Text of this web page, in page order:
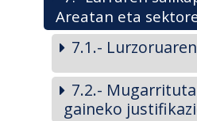
Areatan eta
7.1.-
7.2.-
gaineko